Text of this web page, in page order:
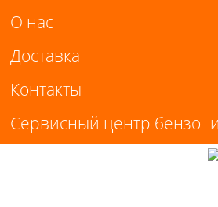
О нас
Доставка
Контакты
Сервисный центр бензо-